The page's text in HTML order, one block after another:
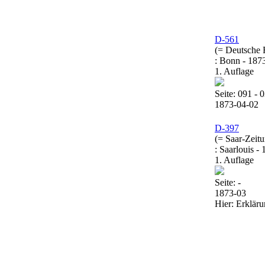
D-561
(= Deutsche
: Bonn -
1. Auflage
Seite: 091 -
1873-04-02
D-397
(= Saar-
: Saarlouis -
1. Auflage
Seite: -
1873-03
Hier: